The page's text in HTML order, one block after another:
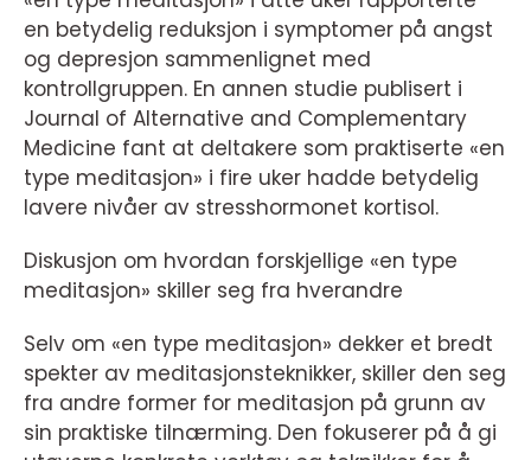
en betydelig reduksjon i symptomer på angst
og depresjon sammenlignet med
kontrollgruppen. En annen studie publisert i
Journal of Alternative and Complementary
Medicine fant at deltakere som praktiserte «en
type meditasjon» i fire uker hadde betydelig
lavere nivåer av stresshormonet kortisol.
Diskusjon om hvordan forskjellige «en type
meditasjon» skiller seg fra hverandre
Selv om «en type meditasjon» dekker et bredt
spekter av meditasjonsteknikker, skiller den seg
fra andre former for meditasjon på grunn av
sin praktiske tilnærming. Den fokuserer på å gi